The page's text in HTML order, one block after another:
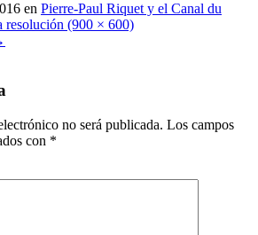
en Pierre-Paul Riquet y el Canal du
resolución (900 × 600)
no será publicada. Los campos
con *